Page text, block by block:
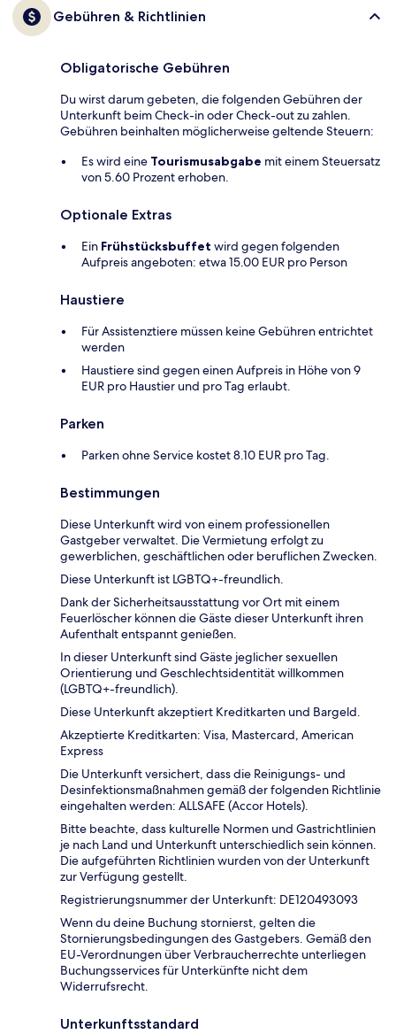
Gebühren & Richtlinien
Obligatorische Gebühren
Du wirst darum gebeten, die folgenden Gebühren der
Unterkunft beim Check-in oder Check-out zu zahlen.
Gebühren beinhalten möglicherweise geltende Steuern:
Es wird eine Tourismusabgabe mit einem Steuersatz
von 5.60 Prozent erhoben.
Optionale Extras
Ein Frühstücksbuffet wird gegen folgenden
Aufpreis angeboten: etwa 15.00 EUR pro Person
Haustiere
Für Assistenztiere müssen keine Gebühren entrichtet
werden
Haustiere sind gegen einen Aufpreis in Höhe von 9
EUR pro Haustier und pro Tag erlaubt.
Parken
Parken ohne Service kostet 8.10 EUR pro Tag.
Bestimmungen
Diese Unterkunft wird von einem professionellen
Gastgeber verwaltet. Die Vermietung erfolgt zu
gewerblichen, geschäftlichen oder beruflichen Zwecken.
Diese Unterkunft ist LGBTQ+-freundlich.
Dank der Sicherheitsausstattung vor Ort mit einem
Feuerlöscher können die Gäste dieser Unterkunft ihren
Aufenthalt entspannt genießen.
In dieser Unterkunft sind Gäste jeglicher sexuellen
Orientierung und Geschlechtsidentität willkommen
(LGBTQ+-freundlich).
Diese Unterkunft akzeptiert Kreditkarten und Bargeld.
Akzeptierte Kreditkarten: Visa, Mastercard, American
Express
Die Unterkunft versichert, dass die Reinigungs- und
Desinfektionsmaßnahmen gemäß der folgenden Richtlinie
eingehalten werden: ALLSAFE (Accor Hotels).
Bitte beachte, dass kulturelle Normen und Gastrichtlinien
je nach Land und Unterkunft unterschiedlich sein können.
Die aufgeführten Richtlinien wurden von der Unterkunft
zur Verfügung gestellt.
Registrierungsnummer der Unterkunft: DE120493093
Wenn du deine Buchung stornierst, gelten die
Stornierungsbedingungen des Gastgebers. Gemäß den
EU-Verordnungen über Verbraucherrechte unterliegen
Buchungsservices für Unterkünfte nicht dem
Widerrufsrecht.
Unterkunftsstandard